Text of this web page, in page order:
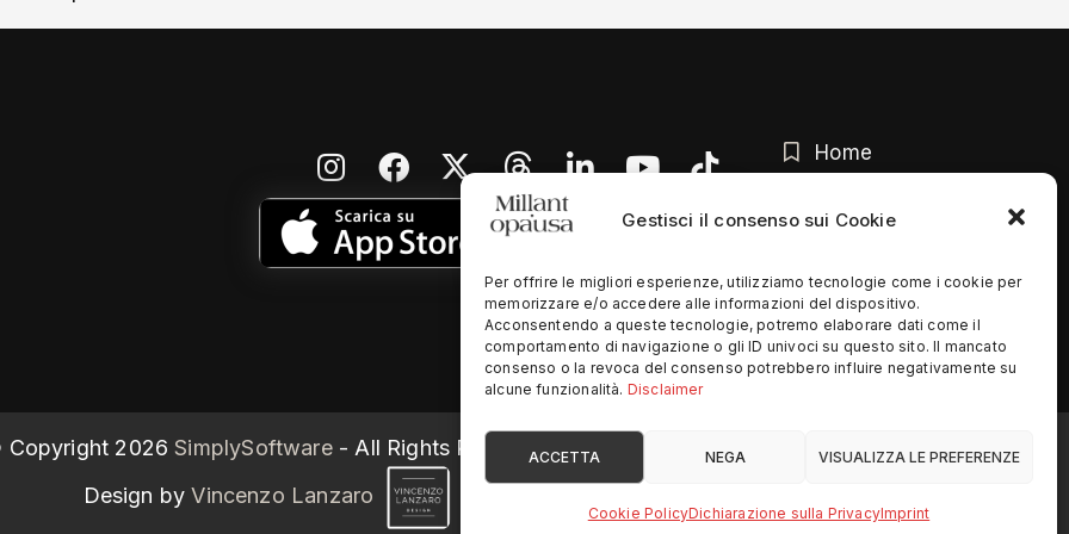
Gestisci il consenso sui Cookie
Per offrire le migliori esperienze, utilizziamo tecnologie come i cookie per
memorizzare e/o accedere alle informazioni del dispositivo.
Acconsentendo a queste tecnologie, potremo elaborare dati come il
comportamento di navigazione o gli ID univoci su questo sito. Il mancato
consenso o la revoca del consenso potrebbero influire negativamente su
alcune funzionalità. Disclaimer
ACCETTA NEGA VISUALIZZA LE PREFERENZE
Cookie PolicyDichiarazione sulla PrivacyImprint
Home
Privacy Policy
2026 SimplySoftware- All Rights Reserved
Design byVincenzo Lanzaro